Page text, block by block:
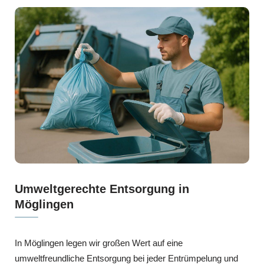
Umweltgerechte Entsorgung in
Möglingen
In Möglingen legen wir großen Wert auf eine
umweltfreundliche Entsorgung bei jeder Entrümpelung und